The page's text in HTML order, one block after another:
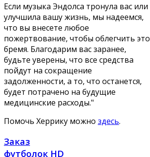
Если музыка Эндолса тронула вас или
улучшила вашу жизнь, мы надеемся,
что вы внесете любое
пожертвование, чтобы облегчить это
бремя. Благодарим вас заранее,
будьте уверены, что все средства
пойдут на сокращение
задолженности, а то, что останется,
будет потрачено на будущие
медицинские расходы."
Помочь Херрику можно здесь.
Заказ
футболок HD